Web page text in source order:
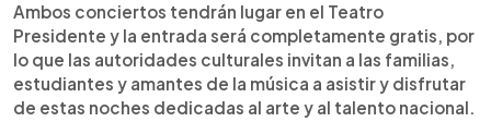
Ambos conciertos tendrán lugar en el Teatro
Presidente y la entrada será completamente gratis, por
lo que las autoridades culturales invitan a las familias,
estudiantes y amantes de la música a asistir y disfrutar
de estas noches dedicadas al arte y al talento nacional.